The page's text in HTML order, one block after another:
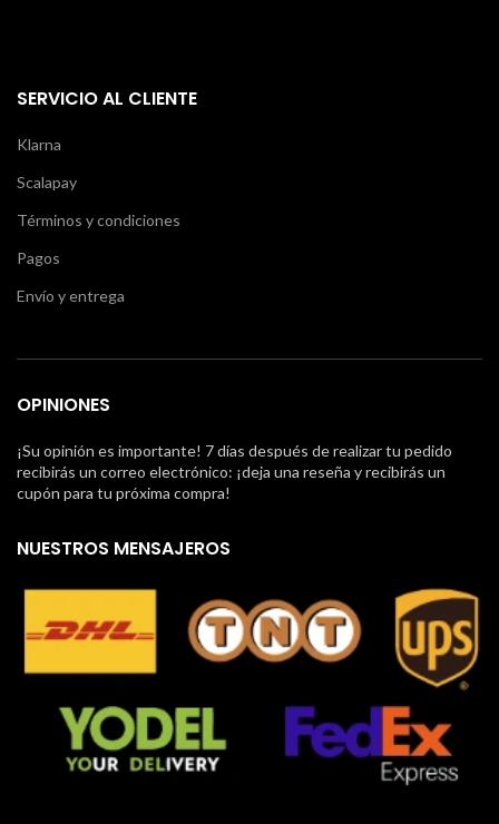
SERVICIO AL CLIENTE
Klarna
Scalapay
Términos y condiciones
Pagos
Envío y entrega
OPINIONES
¡Su opinión es importante! 7 días después de realizar tu pedido
recibirás un correo electrónico: ¡deja una reseña y recibirás un
cupón para tu próxima compra!
NUESTROS MENSAJEROS